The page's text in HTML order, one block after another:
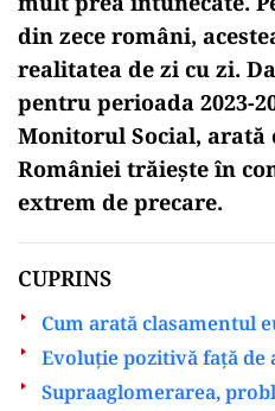
din zece români,
realitatea de zi cu zi.
pentru perioada 2023-
Monitorul Social, arată
României trăiește în
extrem de precare.
CUPRINS
Cum arată clasamentul
Evoluție pozitivă față de
Supraaglomerarea,